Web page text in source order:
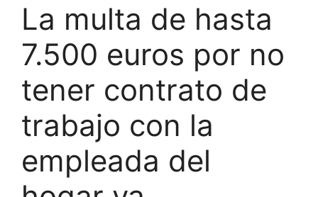
La multa de hasta
7.500 euros por no
tener contrato de
trabajo con la
empleada del